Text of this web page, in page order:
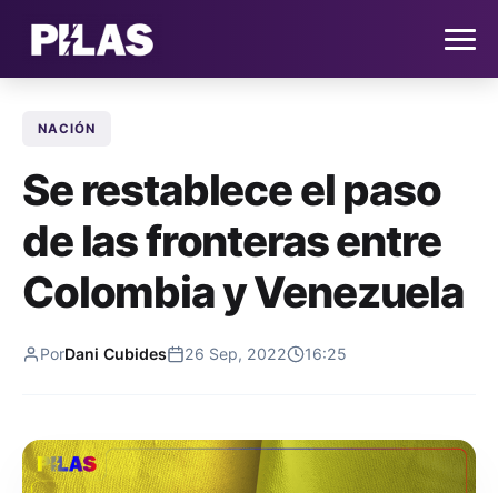
NOTICIAS
QUIÉNES SOMOS
CONTACTO
NACIÓN
Se restablece el paso
de las fronteras entre
Colombia y Venezuela
PorDani Cubides 26 Sep, 2022 16:25